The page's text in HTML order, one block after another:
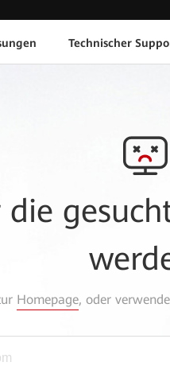
Technischer
Homepage, oder